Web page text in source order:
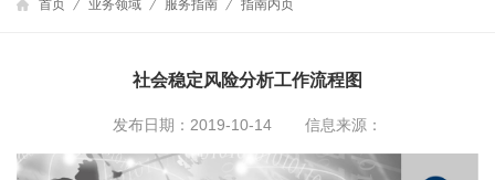
首页 业务领域 服务指南 指南内页
社会稳定风险分析工作流程图
发布日期：2019-10-14 信息来源：